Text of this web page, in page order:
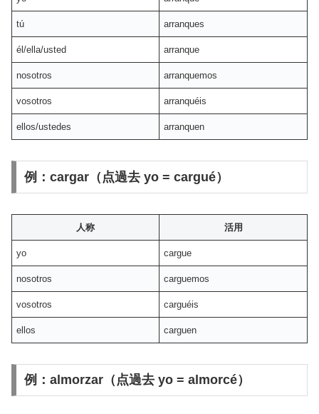
tú arranques
él/ella/usted arranque
nosotros arranquemos
vosotros arranquéis
ellos/ustedes arranquen
例：cargar（点過去 yo = cargué）
人称 活用
yo cargue
nosotros carguemos
vosotros carguéis
ellos carguen
例：almorzar（点過去 yo = almorcé）